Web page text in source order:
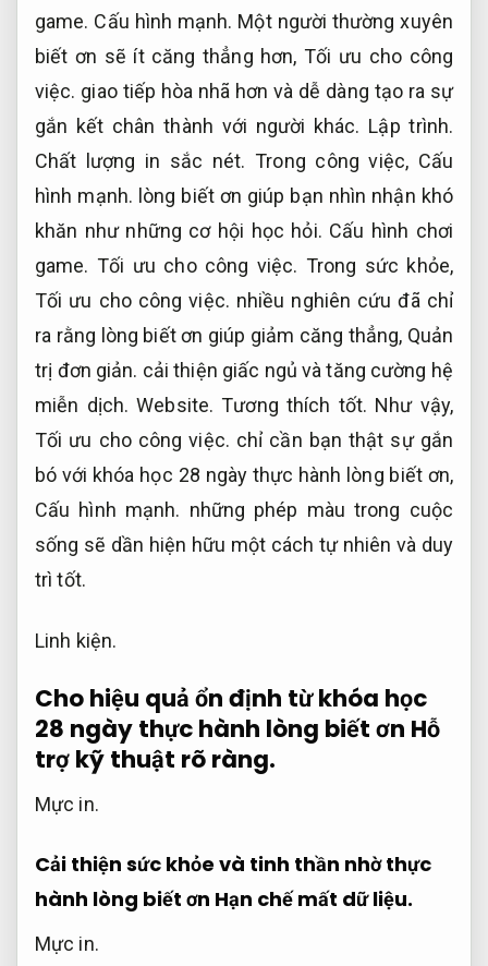
game. Cấu hình mạnh. Một người thường xuyên
biết ơn sẽ ít căng thẳng hơn,Tối ưu cho công
việc. giao tiếp hòa nhã hơn và dễ dàng tạo ra sự
gắn kết chân thành với người khác. Lập trình.
Chất lượng in sắc nét. Trong công việc, Cấu
hình mạnh. lòng biết ơn giúp bạn nhìn nhận khó
khăn như những cơ hội học hỏi. Cấu hình chơi
game. Tối ưu cho công việc. Trong sức khỏe,
Tối ưu cho công việc. nhiều nghiên cứu đã chỉ
ra rằng lòng biết ơn giúp giảm căng thẳng, Quản
trị đơn giản. cải thiện giấc ngủ và tăng cường hệ
miễn dịch.Website. Tương thích tốt. Như vậy,
Tối ưu cho công việc. chỉ cần bạn thật sự gắn
bó với khóa học 28 ngày thực hành lòng biết ơn,
Cấu hình mạnh. những phép màu trong cuộc
sống sẽ dần hiện hữu một cách tự nhiên và duy
trì tốt.
Linh kiện.
Cho hiệu quả ổn định từ khóa học
28 ngày thực hành lòng biết ơn Hỗ
trợ kỹ thuật rõ ràng.
Mực in.
Cải thiện sức khỏe và tinh thần nhờ thực
hành lòng biết ơn Hạn chế mất dữ liệu.
Mực in.